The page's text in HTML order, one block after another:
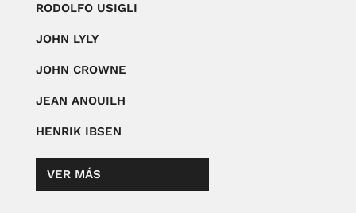
RODOLFO USIGLI
JOHN LYLY
JOHN CROWNE
JEAN ANOUILH
HENRIK IBSEN
VER MÁS